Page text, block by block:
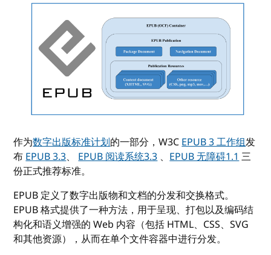
作为数字出版标准计划的一部分，W3C EPUB 3 工作组发
布 EPUB 3.3、 EPUB 阅读系统3.3 、 EPUB 无障碍1.1 三
份正式推荐标准。
EPUB 定义了数字出版物和文档的分发和交换格式。
EPUB 格式提供了一种方法，用于呈现、打包以及编码结
构化和语义增强的 Web 内容（包括 HTML、CSS、SVG
和其他资源），从而在单个文件容器中进行分发。